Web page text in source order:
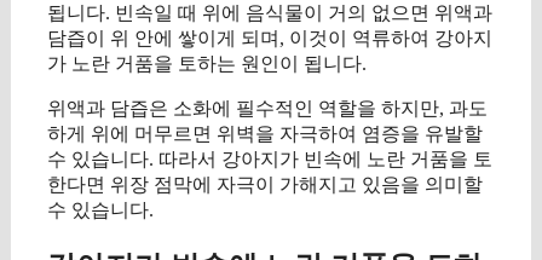
됩니다. 빈속일 때 위에 음식물이 거의 없으면 위액과
담즙이 위 안에 쌓이게 되며, 이것이 역류하여 강아지
가 노란 거품을 토하는 원인이 됩니다.
위액과 담즙은 소화에 필수적인 역할을 하지만, 과도
하게 위에 머무르면 위벽을 자극하여 염증을 유발할
수 있습니다. 따라서 강아지가 빈속에 노란 거품을 토
한다면 위장 점막에 자극이 가해지고 있음을 의미할
수 있습니다.